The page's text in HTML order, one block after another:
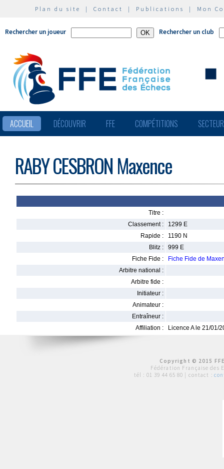
Plan du site | Contact | Publications | Mon
Rechercher un joueur Rechercher un club
ACCUEIL DÉCOUVRIR FFE COMPÉTITIONS
RABY CESBRON Maxence
Titre :
Classement :
1299 E
Rapide :
1190 N
Blitz :
999 E
Fiche Fide :
Fiche Fide de
Arbitre national :
Arbitre fide :
Initiateur :
Animateur :
Entraîneur :
Affiliation :
Licence A le 21/01/
Copyright © 2015
Fédération Française des
tél : 01 39 44 65 80 | contact :